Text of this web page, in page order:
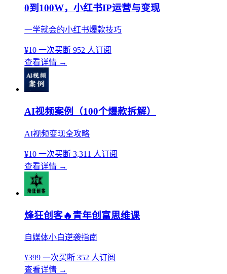
0到100W，小红书IP运营与变现
一学就会的小红书爆款技巧
¥10 一次买断 952 人订阅
查看详情 →
AI视频案例（100个爆款拆解）
AI视频变现全攻略
¥10 一次买断 3,311 人订阅
查看详情 →
烽狂创客🔥青年创富思维课
自媒体小白逆袭指南
¥399 一次买断 352 人订阅
查看详情 →